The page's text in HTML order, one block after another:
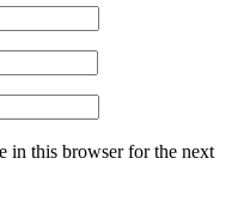
in this browser for the next